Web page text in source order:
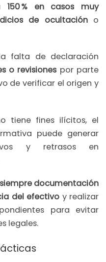
150 % en casos muy
de ocultacióno
falta de declaración
o revisiones por parte
de verificar el origen y
tiene fines ilícitos, el
puede generar
y retrasos en
documentación
del efectivo y realizar
para evitar
legales.